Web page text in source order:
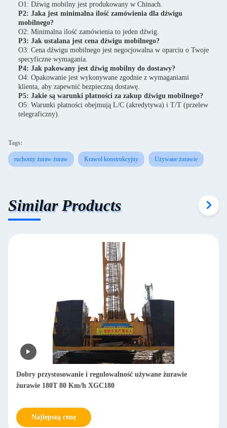
O1: Dźwig mobilny jest produkowany w Chinach.
P2: Jaka jest minimalna ilość zamówienia dla dźwigu
mobilnego?
O2: Minimalna ilość zamówienia to jeden dźwig.
P3: Jak ustalana jest cena dźwigu mobilnego?
O3: Cena dźwigu mobilnego jest negocjowalna w oparciu o Twoje
specyficzne wymagania.
P4: Jak pakowany jest dźwig mobilny do dostawy?
O4: Opakowanie jest wykonywane zgodnie z wymaganiami
klienta, aby zapewnić bezpieczną dostawę.
P5: Jakie są warunki płatności za zakup dźwigu mobilnego?
O5: Warunki płatności obejmują L/C (akredytywa) i T/T (przelew
telegraficzny).
Tags:
ruchomy żuraw żuraw Krawol konstrukcyjny Używane żurawie
Similar Products
Dobry przystosowanie i regulowalność używane żurawie
żurawie 180T 80 Km/h XGC180
Najlepszą cenę